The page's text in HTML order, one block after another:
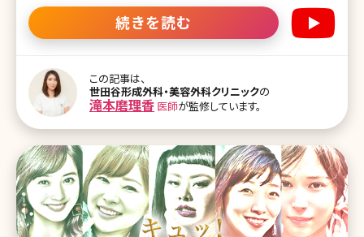
国25院を展開、30年以上の歴史がある城本クリニック立川院の滝本
磨理香（たきもとまりか）先生です。 医師として目指しているのは「患
者さんに寄り添う医師」。その理由は10代の頃にさかのぼります。 大
ケアでは患者さんの人気も高いそう。 インタビュー中の優しい雰囲気
が親近感をグッと増し、モデル顔負けの高身長の滝本先生に、美容医
療への想い、プライベートなどたくさん話していただきました! 目次 ・
医師を志した理由 ・大学卒業後の経歴 ・美容医療を志した理由 ・得
続きを読む
この記事は、
世田谷形成外科・美容外科クリニックの
滝本磨理香 医師が監修しています。